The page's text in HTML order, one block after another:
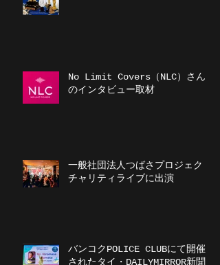
No Limit Covers（NLC）さん
のインタビュー取材
一般社団法人つばさプロジェクト
チャリティライブに出演
バンコクPOLICE CLUBにて開催
されたタイ・DAILYMIRROR新聞